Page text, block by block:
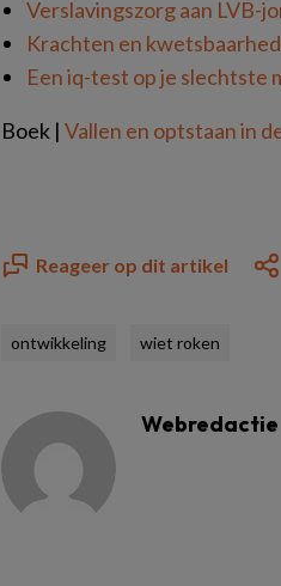
Verslavingszorg aan LVB-
Krachten en
Een iq-test op je slechtste
Boek | Vallen en optstaan in
Reageer op dit artikel
ontwikkeling wiet roken
Webredactie